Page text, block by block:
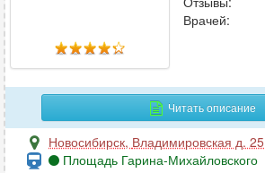
Врачей:
Читать описание
Новосибирск, Владимировская д. 25
Площадь Гарина-Михайловского